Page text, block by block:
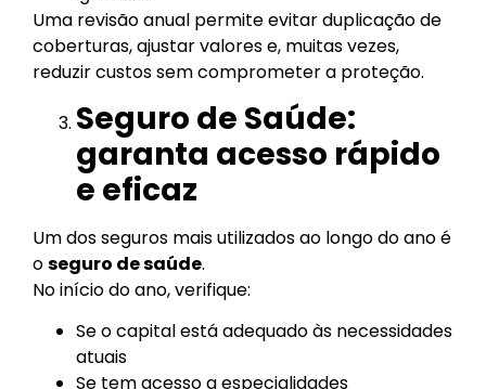
Uma revisão anual permite evitar duplicação de
coberturas, ajustar valores e, muitas vezes,
reduzir custos sem comprometer a proteção.
Seguro de Saúde:
garanta acesso rápido
e eficaz
Um dos seguros mais utilizados ao longo do ano é
oseguro de saúde.
No início do ano, verifique:
Se o capital está adequado às necessidades
atuais
Se tem acesso a especialidades